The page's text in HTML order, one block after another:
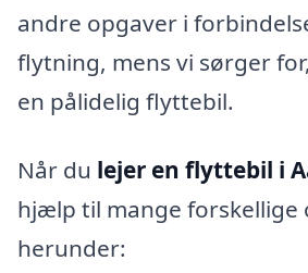
andre opgaver i
flytning, mens vi sørger
en pålidelig flyttebil.
Når du lejer en flyttebil i
hjælp til mange forskellige
herunder: